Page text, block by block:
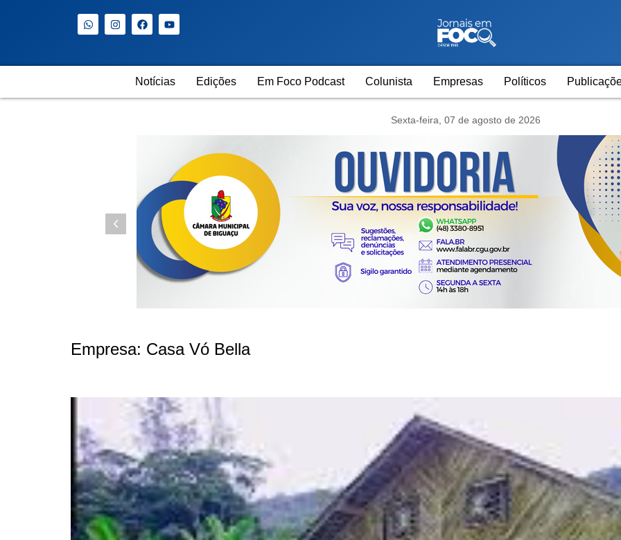
Notícias Edições Em Foco Podcast Colunista Empresas Políticos
Sexta-feira, 07 de agosto de 2026
Empresa: Casa Vó Bella